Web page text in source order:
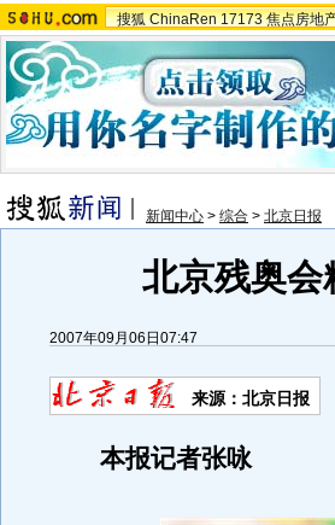
搜狐 ChinaRen 17173 焦点房地
新闻中心 > 综合 > 北京日报
北京残奥会
2007年09月06日07:47
来源：北京日报
本报记者张咏